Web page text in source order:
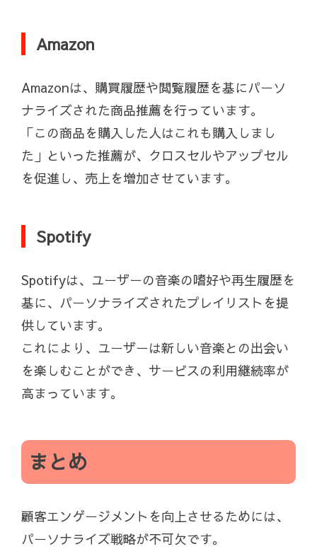
Amazon
Amazonは、購買履歴や閲覧履歴を基にパーソ
ナライズされた商品推薦を行っています。
「この商品を購入した人はこれも購入しまし
た」といった推薦が、クロスセルやアップセル
を促進し、売上を増加させています。
Spotify
Spotifyは、ユーザーの音楽の嗜好や再生履歴を
基に、パーソナライズされたプレイリストを提
供しています。
これにより、ユーザーは新しい音楽との出会い
を楽しむことができ、サービスの利用継続率が
高まっています。
まとめ
顧客エンゲージメントを向上させるためには、
パーソナライズ戦略が不可欠です。